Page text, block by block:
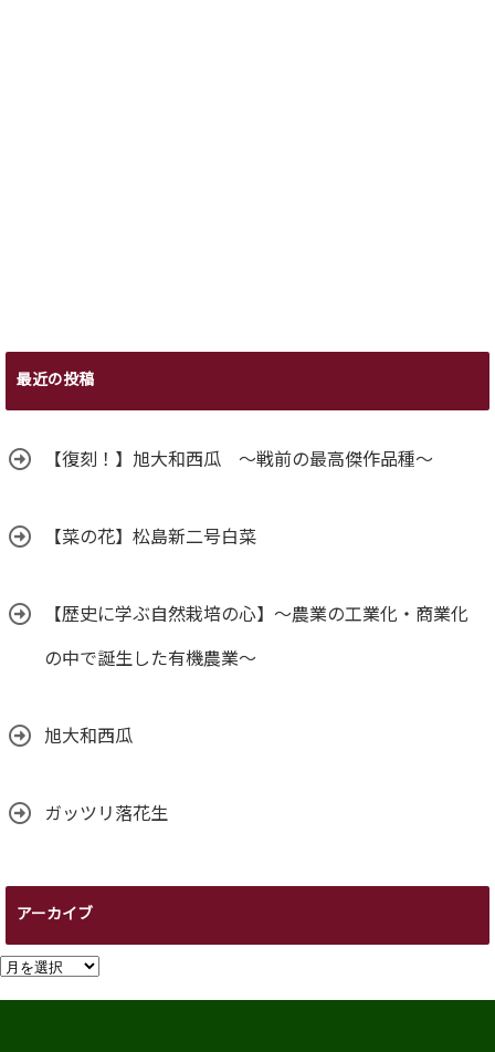
最近の投稿
【復刻！】旭大和西瓜 ～戦前の最高傑作品種～
【菜の花】松島新二号白菜
【歴史に学ぶ自然栽培の心】～農業の工業化・商業化
の中で誕生した有機農業～
旭大和西瓜
ガッツリ落花生
アーカイブ
ア
ー